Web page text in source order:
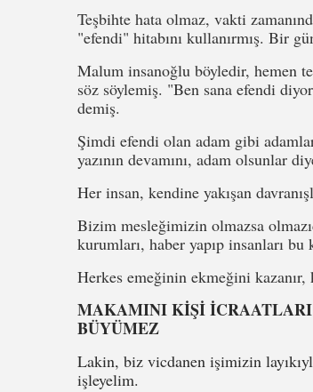
Teşbihte hata olmaz, vakti
"efendi" hitabını kullanırmış. Bir
Malum insanoğlu böyledir, hemen
söz söylemiş. "Ben sana efendi
demiş.
Şimdi efendi olan adam gibi
yazının devamını, adam olsunlar
Her insan, kendine yakışan
Bizim mesleğimizin olmazsa
kurumları, haber yapıp insanları
Herkes emeğinin ekmeğini
MAKAMINI KİŞİ
BÜYÜMEZ
Lakin, biz vicdanen işimizin
işleyelim.